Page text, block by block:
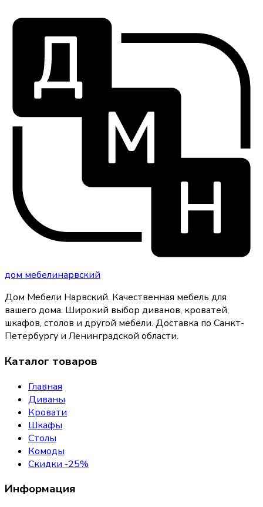
дом мебелинарвский
Дом Мебели Нарвский. Качественная мебель для
вашего дома. Широкий выбор диванов, кроватей,
шкафов, столов и другой мебели. Доставка по Санкт-
Петербургу и Ленинградской области.
Каталог товаров
Главная
Диваны
Кровати
Шкафы
Столы
Комоды
Скидки -25%
Информация